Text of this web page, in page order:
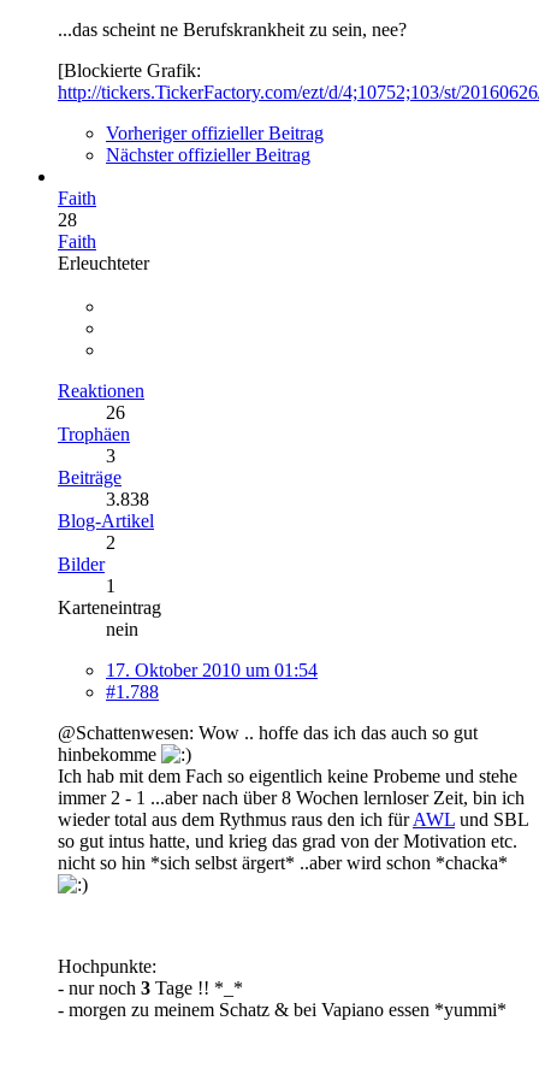
...das scheint ne Berufskrankheit zu sein, nee?
[Blockierte Grafik:
http://tickers.TickerFactory.com/ezt/d/4;10752;103/st/
Vorheriger offizieller Beitrag
Nächster offizieller Beitrag
Faith
28
Faith
Erleuchteter
Reaktionen
26
Trophäen
3
Beiträge
3.838
Blog-Artikel
2
Bilder
1
Karteneintrag
nein
17. Oktober 2010 um 01:54
#1.788
@Schattenwesen: Wow .. hoffe das ich das auch so gut
hinbekomme
Ich hab mit dem Fach so eigentlich keine Probeme und stehe
immer 2 - 1 ...aber nach über 8 Wochen lernloser Zeit, bin ich
wieder total aus dem Rythmus raus den ich fürAWL und SBL
so gut intus hatte, und krieg das grad von der Motivation etc.
nicht so hin *sich selbst ärgert* ..aber wird schon *chacka*
Hochpunkte:
- nur noch 3 Tage !! *_*
- morgen zu meinem Schatz & bei Vapiano essen *yummi*